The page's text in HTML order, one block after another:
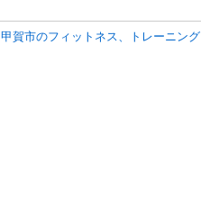
甲賀市のフィットネス、トレーニング